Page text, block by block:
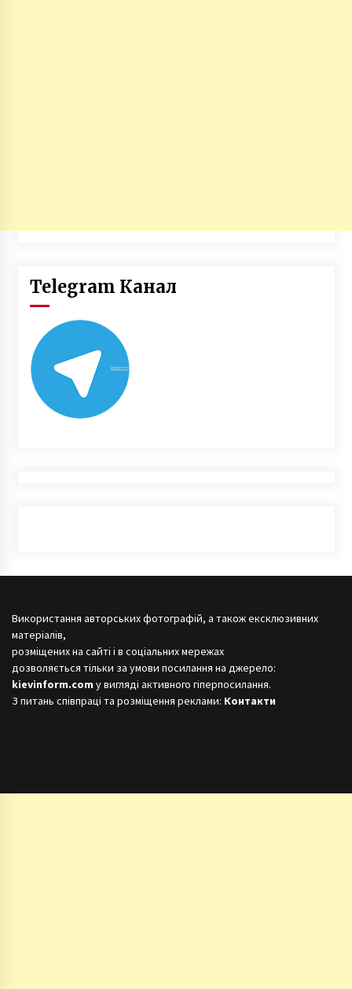
Telegram Канал
Використання авторських фотографій, а також ексклюзивних
матеріалів,
розміщених на сайті і в соціальних мережах
дозволяється тільки за умови посилання на джерело:
kievinform.com у вигляді активного гіперпосилання.
З питань співпраці та розміщення реклами: Контакти